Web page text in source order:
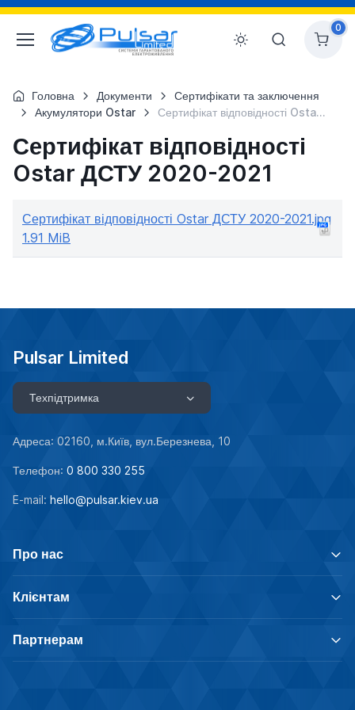
0
Головна Документи
Сертифікати та заключення
Акумулятори Ostar
Сертифікат відповідності Ostar ДСТУ 2020-2021
Сертифікат відповідності
Ostar ДСТУ 2020-2021
Сертифікат відповідності Ostar ДСТУ 2020-2021.jpg
1.91 MiB
Pulsar Limited
Техпідтримка
Адреса: 02160, м.Київ, вул.Березнева, 10
Телефон: 0 800 330 255
E-mail: hello@pulsar.kiev.ua
Про нас
Клієнтам
Партнерам